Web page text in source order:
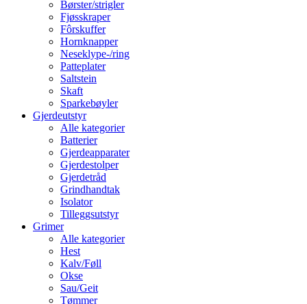
Børster/strigler
Fjøsskraper
Fôrskuffer
Hornknapper
Neseklype-/ring
Patteplater
Saltstein
Skaft
Sparkebøyler
Gjerdeutstyr
Alle kategorier
Batterier
Gjerdeapparater
Gjerdestolper
Gjerdetråd
Grindhandtak
Isolator
Tilleggsutstyr
Grimer
Alle kategorier
Hest
Kalv/Føll
Okse
Sau/Geit
Tømmer